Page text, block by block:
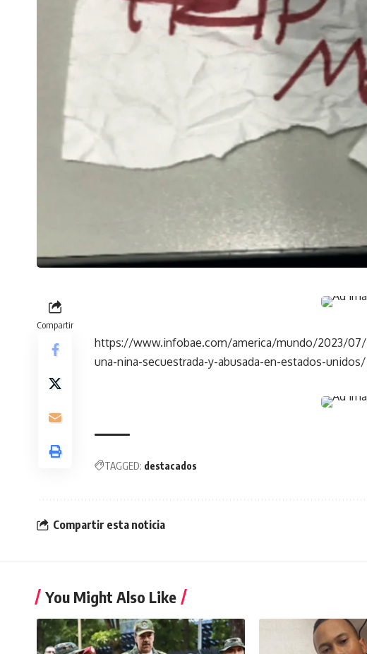
Compartir
https://www.infobae.com/america/mundo/2023/
una-nina-secuestrada-y-abusada-en-estados-unidos/
TAGGED: destacados
Compartir esta noticia
You Might Also Like